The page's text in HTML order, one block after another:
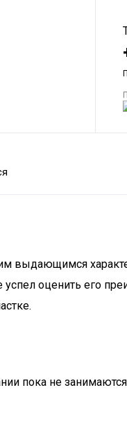
выдающимся
успел оценить его
пока не